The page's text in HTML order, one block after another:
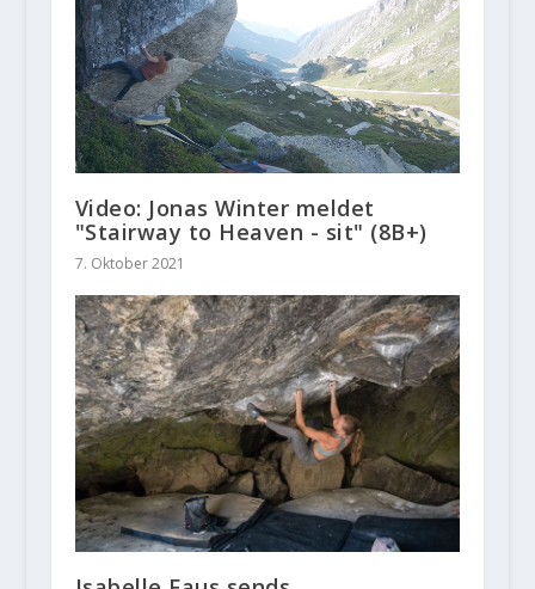
Video: Jonas Winter meldet
"Stairway to Heaven - sit" (8B+)
7. Oktober 2021